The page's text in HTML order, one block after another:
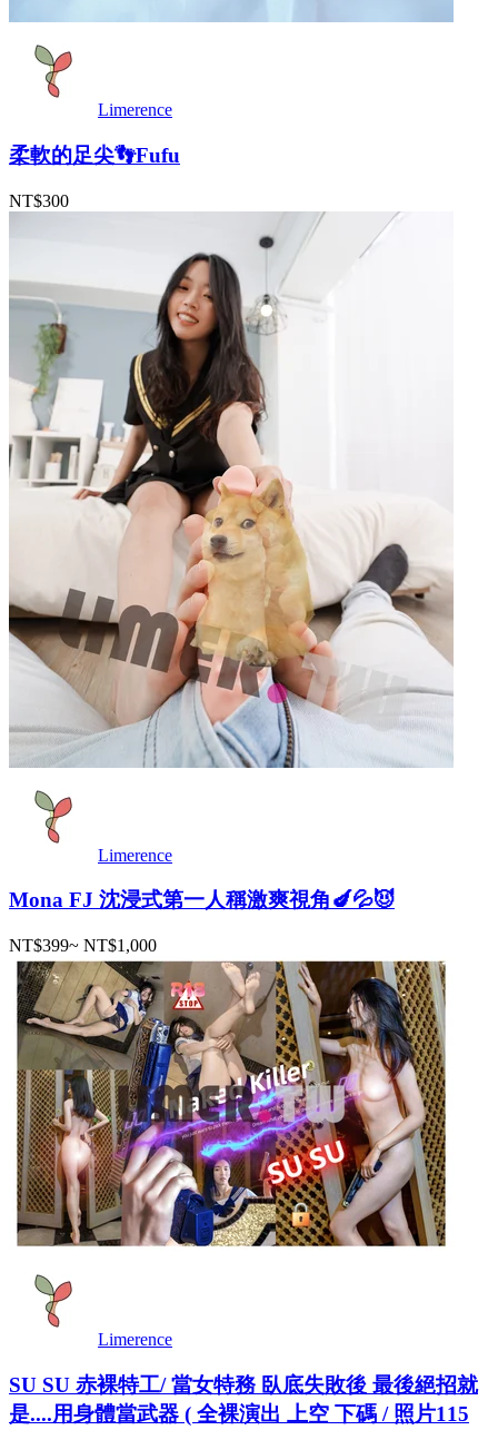
Limerence
柔軟的足尖👣Fufu
NT$300
Limerence
Mona FJ 沈浸式第一人稱激爽視角🍆💦😈
NT$399~ NT$1,000
Limerence
SU SU 赤裸特工/ 當女特務 臥底失敗後 最後絕招就
是....用身體當武器 ( 全裸演出 上空 下碼 / 照片115